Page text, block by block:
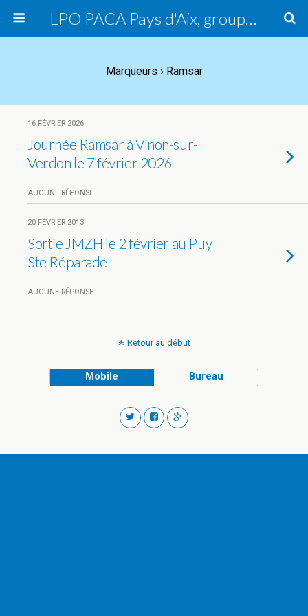
LPO PACA Pays d'Aix, groupe local
Marqueurs › Ramsar
16 FÉVRIER 2026
Journée Ramsar à Vinon-sur-
Verdon le 7 février 2026
AUCUNE RÉPONSE
20 FÉVRIER 2013
Sortie JMZH le 2 février au Puy
Ste Réparade
AUCUNE RÉPONSE
Retour au début
Mobile Bureau